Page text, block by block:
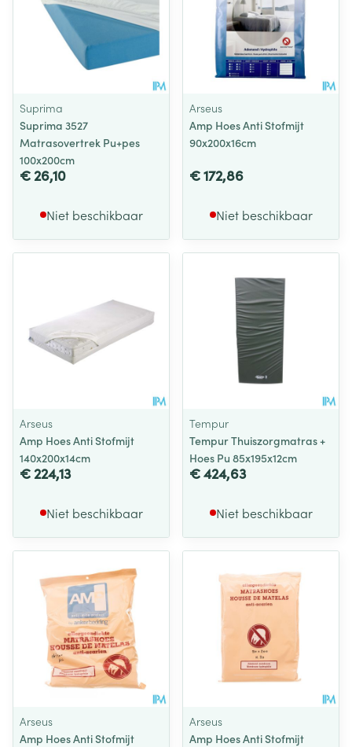
Suprima
Suprima 3527
Matrasovertrek Pu+pes
100x200cm
€ 26,10
Niet beschikbaar
Arseus
Amp Hoes Anti Stofmijt
90x200x16cm
€ 172,86
Niet beschikbaar
Arseus
Amp Hoes Anti Stofmijt
140x200x14cm
€ 224,13
Niet beschikbaar
Tempur
Tempur Thuiszorgmatras +
Hoes Pu 85x195x12cm
€ 424,63
Niet beschikbaar
Arseus
Amp Hoes Anti Stofmijt
Arseus
Amp Hoes Anti Stofmijt